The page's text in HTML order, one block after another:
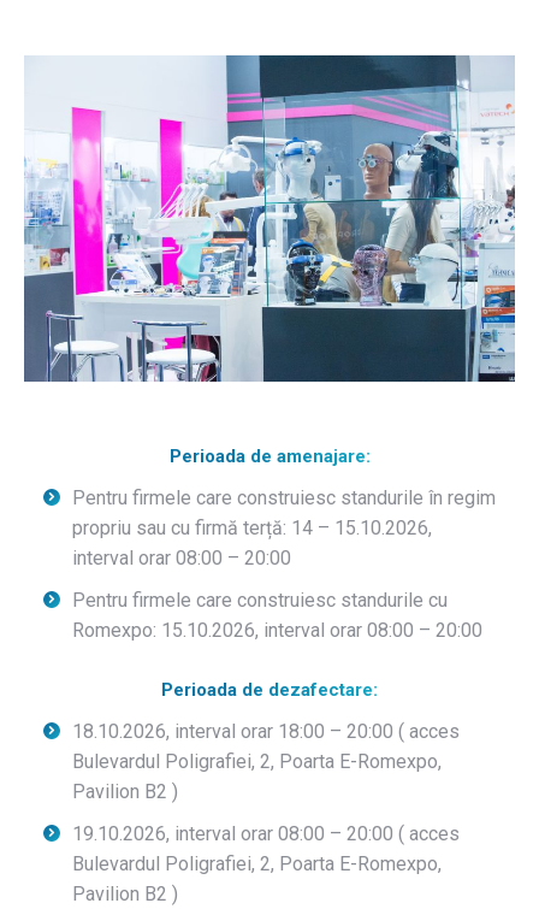
Perioada de amenajare:
Pentru firmele care construiesc standurile în regim
propriu sau cu firmă terță: 14 – 15.10.2026,
interval orar 08:00 – 20:00
Pentru firmele care construiesc standurile cu
Romexpo: 15.10.2026, interval orar 08:00 – 20:00
Perioada de dezafectare:
18.10.2026, interval orar 18:00 – 20:00 ( acces
Bulevardul Poligrafiei, 2, Poarta E-Romexpo,
Pavilion B2 )
19.10.2026, interval orar 08:00 – 20:00 ( acces
Bulevardul Poligrafiei, 2, Poarta E-Romexpo,
Pavilion B2 )